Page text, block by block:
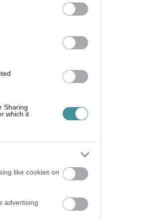
Sharing
which it
like cookies on
advertising
2022-
pedig